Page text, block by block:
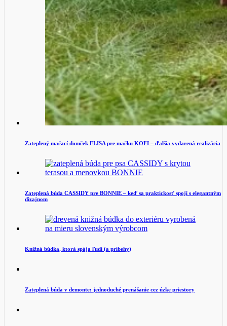
Zateplený mačací domček ELISA pre mačku KOFI – ďalšia vydarená realizácia
Zateplená búda CASSIDY pre BONNIE – keď sa praktickosť spojí s elegantným
dizajnom
Knižná búdka, ktorá spája ľudí (a príbehy)
Zateplená búda v demonte: jednoduché prenášanie cez úzke priestory